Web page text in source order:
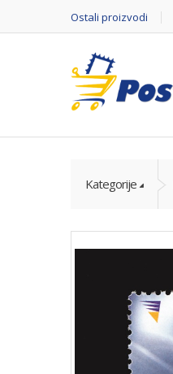
Ostali proizvodi
Kategorije